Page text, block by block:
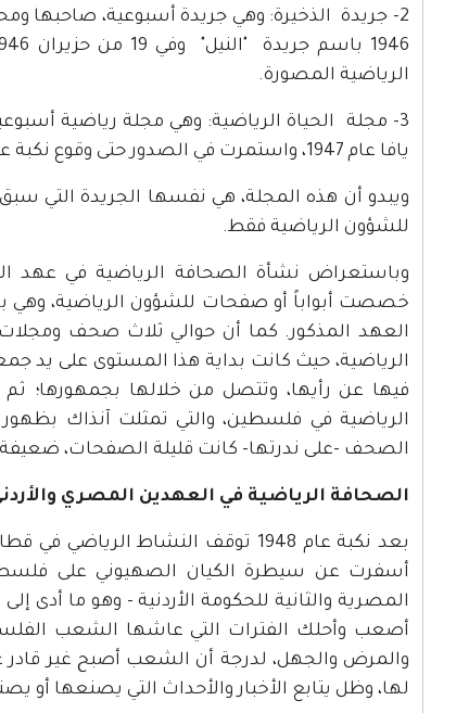
2- جريدة الذخيرة: وهي جريدة أسبوعية،
الرياضية المصورة.
3- مجلة الحياة الرياضية: وهي مجلة رياضية
يافا عام 1947، واستمرت في الصدور حتى وقوع نكبة عام 1948.
ويبدو أن هذه المجلة، هي نفسها الجريدة التي
للشؤون الرياضية فقط.
وباستعراض نشأة الصحافة الرياضية في عهد
خصصت أبواباً أو صفحات للشؤون الرياضية، وهي
العهد المذكور. كما أن حوالي ثلاث صحف
الرياضية، حيث كانت بداية هذا المستوى على يد
فيها عن رأيها، وتتصل من خلالها بجمهورها؛ ثم
الرياضية في فلسطين، والتي تمثلت آنذاك بظهور
الصحف -على ندرتها- كانت قليلة الصفحات، ضعيفة
الصحافة الرياضية في العهدين المصري والأردني (1948 -
بعد نكبة عام 1948 توقف النشاط
أسفرت عن سيطرة الكيان الصهيوني على
أصعب وأحلك الفترات التي عاشها الشعب
والمرض والجهل، لدرجة أن الشعب أصبح غير
لها، وظل يتابع الأخبار والأحداث التي يصنعها أو